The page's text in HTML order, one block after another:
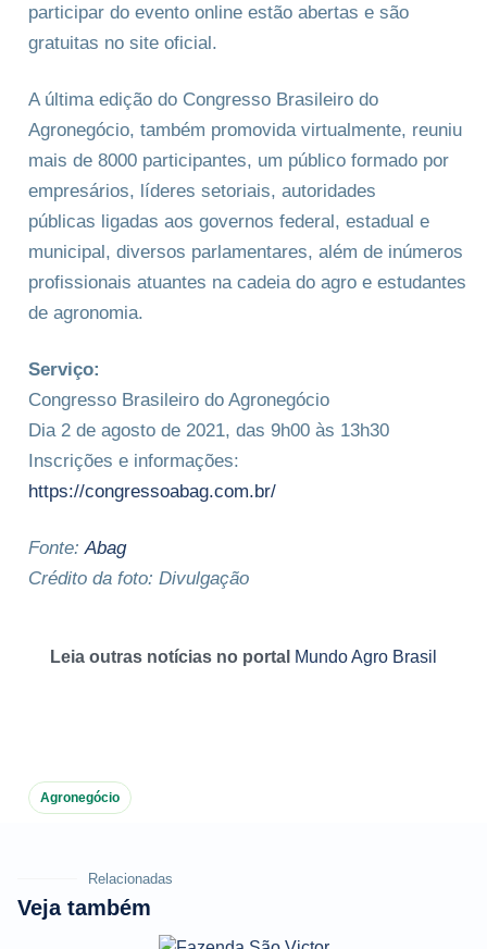
participar do evento online estão abertas e são
gratuitas no site oficial.
A última edição do Congresso Brasileiro do
Agronegócio, também promovida virtualmente, reuniu
mais de 8000 participantes, um público formado por
empresários, líderes setoriais, autoridades
públicas ligadas aos governos federal, estadual e
municipal, diversos parlamentares, além de inúmeros
profissionais atuantes na cadeia do agro e estudantes
de agronomia.
Serviço:
Congresso Brasileiro do Agronegócio
Dia 2 de agosto de 2021, das 9h00 às 13h30
Inscrições e informações:
https://congressoabag.com.br/
Fonte: Abag
Crédito da foto: Divulgação
Leia outras notícias no portal Mundo Agro Brasil
Agronegócio
Relacionadas
Veja também